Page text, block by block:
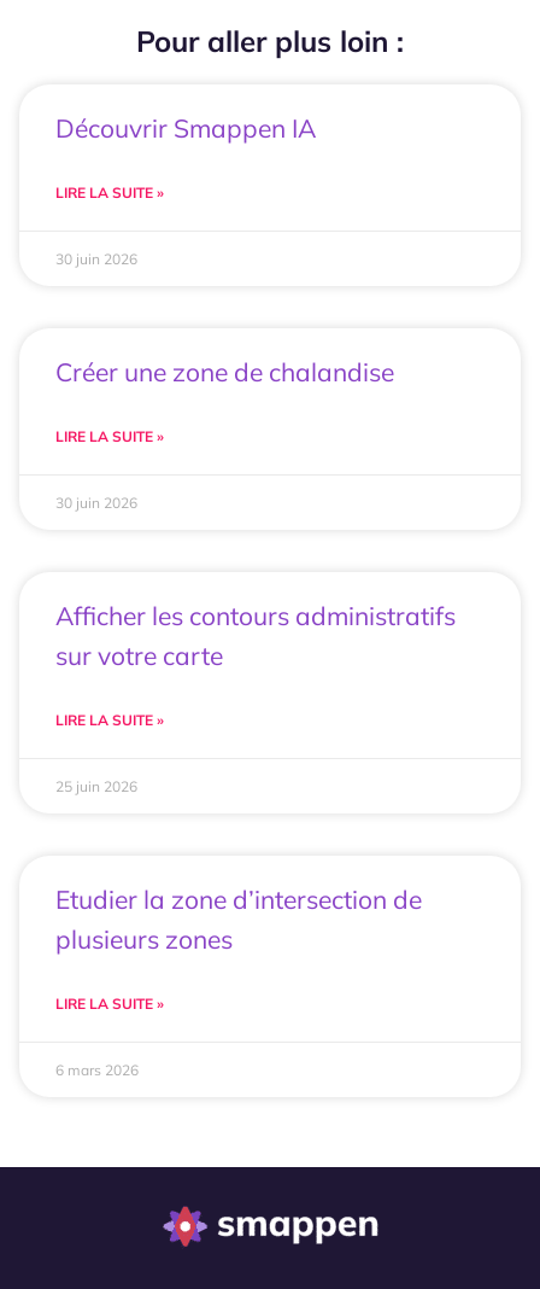
Pour aller plus loin :
Découvrir Smappen IA
LIRE LA SUITE »
30 juin 2026
Créer une zone de chalandise
LIRE LA SUITE »
30 juin 2026
Afficher les contours administratifs
sur votre carte
LIRE LA SUITE »
25 juin 2026
Etudier la zone d’intersection de
plusieurs zones
LIRE LA SUITE »
6 mars 2026